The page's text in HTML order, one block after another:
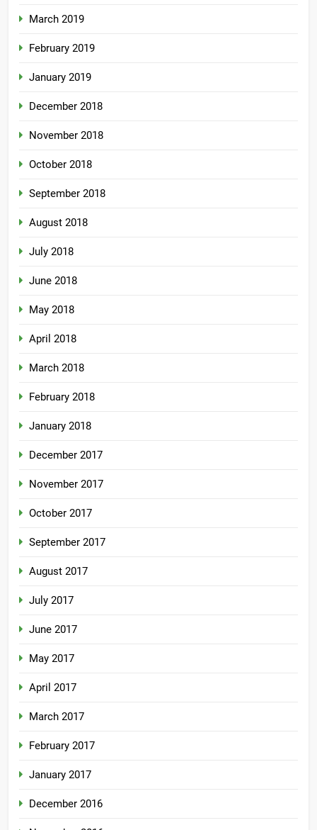
March 2019
February 2019
January 2019
December 2018
November 2018
October 2018
September 2018
August 2018
July 2018
June 2018
May 2018
April 2018
March 2018
February 2018
January 2018
December 2017
November 2017
October 2017
September 2017
August 2017
July 2017
June 2017
May 2017
April 2017
March 2017
February 2017
January 2017
December 2016